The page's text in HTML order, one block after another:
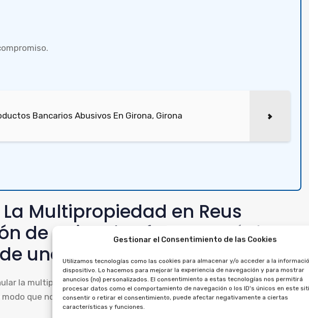
Gestionar el Consentimiento de las Cookies
Utilizamos tecnologías como las cookies para almacenar y/o acceder a la
dispositivo. Lo hacemos para mejorar la experiencia de navegación y para mostrar
anuncios (no) personalizados. El consentimiento a estas tecnologías nos permitirá
procesar datos como el comportamiento de navegación o los ID's únicos en este
consentir o retirar el consentimiento, puede afectar negativamente a ciertas
características y funciones.
Bancarios Abusivos En Girona, Girona
Multipropiedad en Reus
de dejar sin efecto el crédito
una multipropiedad
la multipropiedad en primer lugar. El crédito depende legalmente del
que no puede cancelarse de forma independiente.